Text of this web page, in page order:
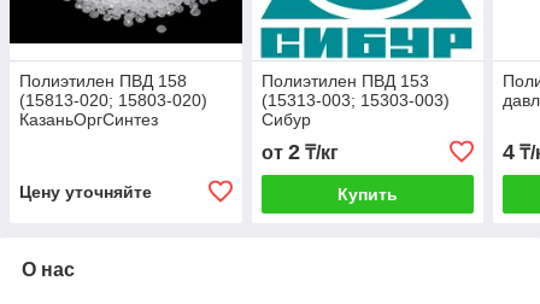
Полиэтилен ПВД 158
(15813-020; 15803-020)
КазаньОргСинтез
Цену уточняйте
Полиэтилен ПВД 153
(15313-003; 15303-003)
Сибур
от 2₸/кг
Купить
4 ₸/
О нас